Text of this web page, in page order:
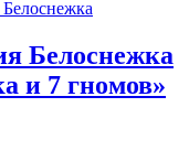
Белоснежка
и 7 гномов»